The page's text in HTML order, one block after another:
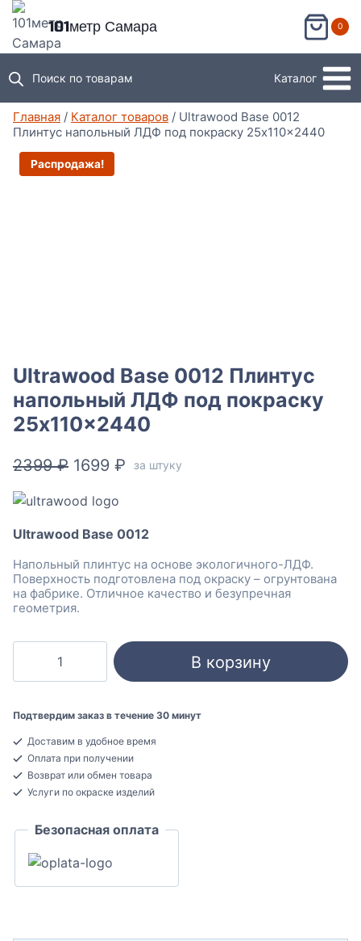
Перейти
содержимому
101метр Самара 0
Поиск по товарам Каталог
Главная / Каталог товаров / Ultrawood Base 0012
Плинтус напольный ЛДФ под покраску 25x110x2440
Распродажа!
Ultrawood Base 0012 Плинтус
напольный ЛДФ под покраску
25x110x2440
2399₽ Первоначальная
2399 ₽.
1699 ₽ Текущая
за штуку
Ultrawood Base 0012
Напольный плинтус на основе экологичного-ЛДФ.
Поверхность подготовлена под окраску – огрунтована
на фабрике. Отличное качество и безупречная
геометрия.
Base
Плинтус
напольный
ЛДФ
покраску
25x110x2440
В корзину
Подтвердим заказ в течение 30 минут
Доставим в удобное время
Оплата при получении
Возврат или обмен товара
Услуги по окраске изделий
Безопасная оплата